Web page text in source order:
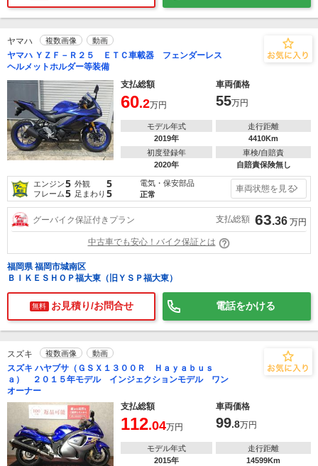
ヤマハ 複数画像 動画
ヤマハ ＹＺＦ－Ｒ２５ ＥＴＣ車載器 フェンダーレス
ヘルメットホルダー等装備
支払総額
車両価格
60.2万円 55万円
モデル年式
2019年
走行距離
4410Km
初度登録年
2020年
車検/自賠責
自賠責保険無し
エンジン5 外観 5
フレーム5 足まわり 5
電気・保安部品
正常
車両状態を見る
グーバイク保証付きプラン 支払総額 63.36 万円
中古車でも安心！バイク保証とは
福岡県 福岡市城南区
ＢＩＫＥＳＨＯＰ福大東（旧ＹＳＰ福大東）
無料 お見積り/お問合せ 電話をかける
スズキ 複数画像 動画
スズキ ハヤブサ（ＧＳＸ１３００Ｒ Ｈａｙａｂｕｓ
ａ） ２０１５年モデル インジェクションモデル ワン
オーナー
支払総額
車両価格
112.04万円 99.8万円
モデル年式
2015年
走行距離
14599Km